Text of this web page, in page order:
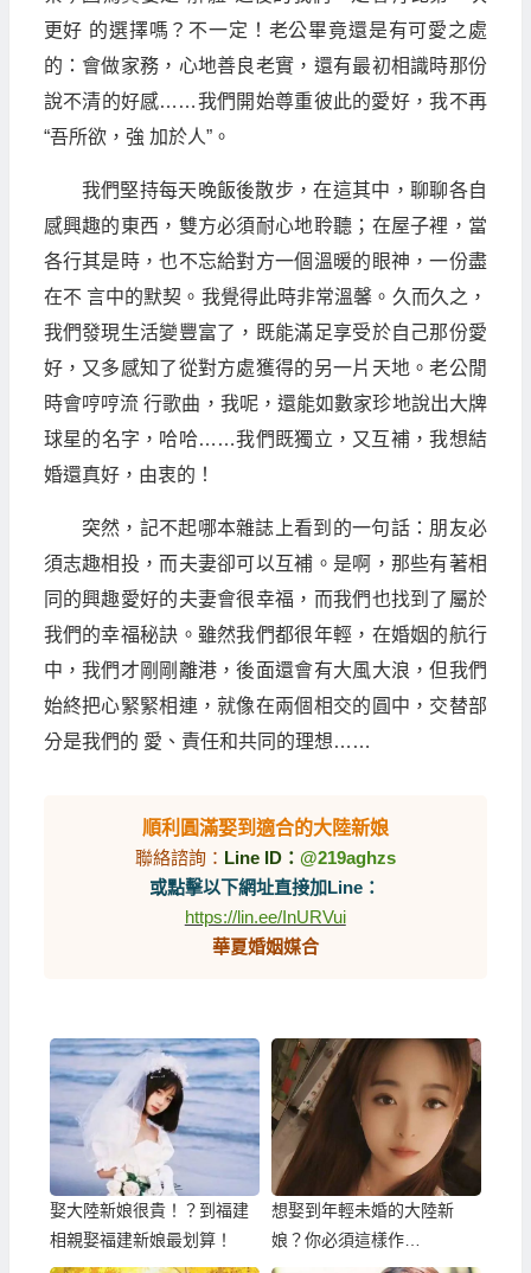
更好 的選擇嗎？不一定！老公畢竟還是有可愛之處
的：會做家務，心地善良老實，還有最初相識時那份
說不清的好感……我們開始尊重彼此的愛好，我不再
“吾所欲，強 加於人”。
我們堅持每天晚飯後散步，在這其中，聊聊各自
感興趣的東西，雙方必須耐心地聆聽；在屋子裡，當
各行其是時，也不忘給對方一個溫暖的眼神，一份盡
在不 言中的默契。我覺得此時非常溫馨。久而久之，
我們發現生活變豐富了，既能滿足享受於自己那份愛
好，又多感知了從對方處獲得的另一片天地。老公閒
時會哼哼流 行歌曲，我呢，還能如數家珍地說出大牌
球星的名字，哈哈……我們既獨立，又互補，我想結
婚還真好，由衷的！
突然，記不起哪本雜誌上看到的一句話：朋友必
須志趣相投，而夫妻卻可以互補。是啊，那些有著相
同的興趣愛好的夫妻會很幸福，而我們也找到了屬於
我們的幸福秘訣。雖然我們都很年輕，在婚姻的航行
中，我們才剛剛離港，後面還會有大風大浪，但我們
始終把心緊緊相連，就像在兩個相交的圓中，交替部
分是我們的 愛、責任和共同的理想……
順利圓滿娶到適合的大陸新娘
聯絡諮詢： Line ID： @219aghzs
或點擊以下網址直接加Line：
https://lin.ee/InURVui
華夏婚姻媒合
娶大陸新娘很貴！？到福建
相親娶福建新娘最划算！
想娶到年輕未婚的大陸新
娘？你必須這樣作…